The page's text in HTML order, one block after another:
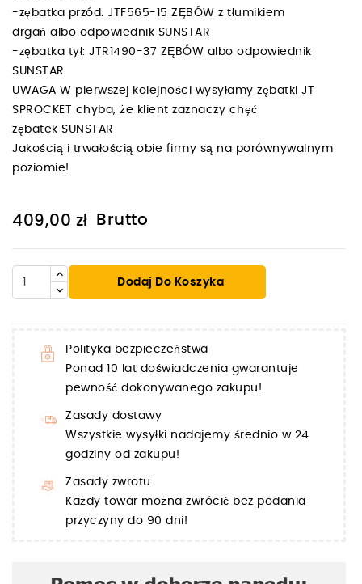
-zębatka przód: JTF565-15 ZĘBÓW z tłumikiem
drgań albo odpowiednik SUNSTAR
-zębatka tył: JTR1490-37 ZĘBÓW albo odpowiednik
SUNSTAR
UWAGA W pierwszej kolejności wysyłamy zębatki JT
SPROCKET chyba, że klient zaznaczy chęć
zębatek SUNSTAR
Jakością i trwałością obie firmy są na porównywalnym
poziomie!
409,00 zł Brutto
Dodaj Do Koszyka
Polityka bezpieczeństwa
Ponad 10 lat doświadczenia gwarantuje
pewność dokonywanego zakupu!
Zasady dostawy
Wszystkie wysyłki nadajemy średnio w 24
godziny od zakupu!
Zasady zwrotu
Każdy towar można zwrócić bez podania
przyczyny do 90 dni!